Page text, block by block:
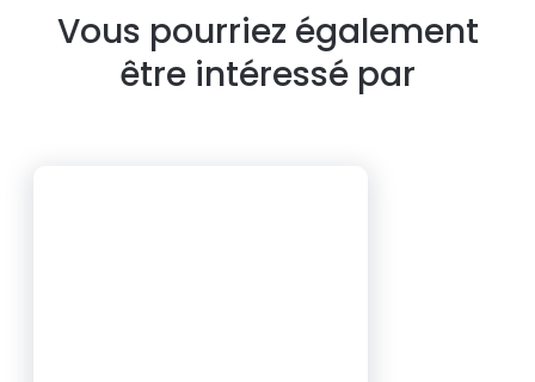
Vous pourriez également
être intéressé par